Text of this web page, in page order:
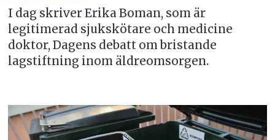
I dag skriver Erika Boman, som är
legitimerad sjukskötare och medicine
doktor, Dagens debatt om bristande
lagstiftning inom äldreomsorgen.